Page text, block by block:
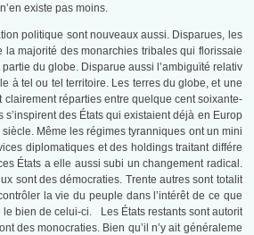
existe pas moins.
politique sont nouveaux aussi. Disparues, les
la majorité des monarchies tribales qui florissaie
du globe. Disparue aussi l’ambiguïté relativ
à tel ou tel territoire. Les terres du globe, et une
clairement réparties entre quelque cent soixante-
s’inspirent des États qui existaient déjà en Europ
siècle. Même les régimes tyranniques ont un mini
diplomatiques et des holdings traitant différe
États a elle aussi subi un changement radical.
sont des démocraties. Trente autres sont totalit
la vie du peuple dans l’intérêt de ce que
le bien de celui-ci. Les États restants sont autorit
des monocraties. Bien qu’il n’y ait généraleme